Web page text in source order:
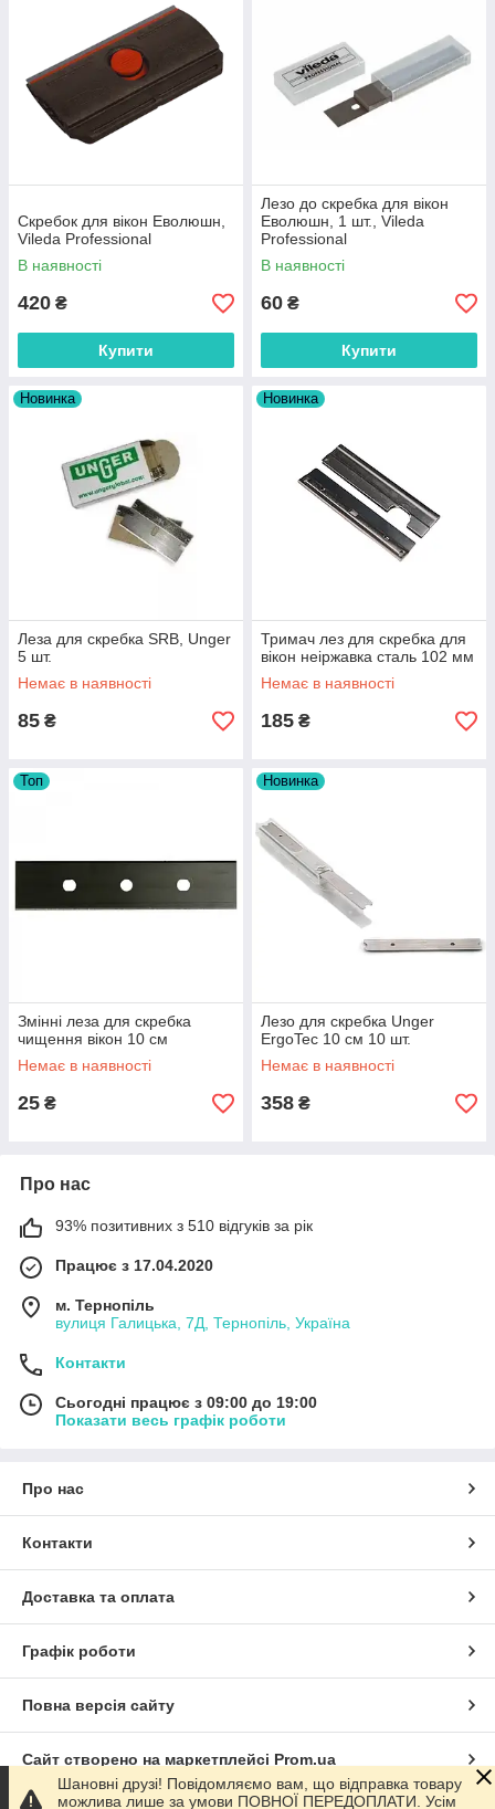
Скребок для вікон Еволюшн,
Vileda Professional
В наявності
420 ₴
Купити
Лезо до скребка для вікон
Еволюшн, 1 шт., Vileda
Professional
В наявності
60 ₴
Купити
Новинка
Леза для скребка SRB, Unger
5 шт.
Немає в наявності
85 ₴
Новинка
Тримач лез для скребка для
вікон неіржавка сталь 102 мм
Немає в наявності
185 ₴
Топ
Змінні леза для скребка
чищення вікон 10 см
Немає в наявності
25 ₴
Новинка
Лезо для скребка Unger
ErgoTec 10 см 10 шт.
Немає в наявності
358 ₴
Про нас
93% позитивних з 510 відгуків за рік
Працює з 17.04.2020
м. Тернопіль
вулиця Галицька, 7Д, Тернопіль, Україна
Контакти
Сьогодні працює з 09:00 до 19:00
Показати весь графік роботи
Про нас
Контакти
Доставка та оплата
Графік роботи
Повна версія сайту
Сайт створено на маркетплейсі Prom.ua
Шановні друзі! Повідомляємо вам, що відправка товару
можлива лише за умови ПОВНОЇ ПЕРЕДОПЛАТИ. Усім